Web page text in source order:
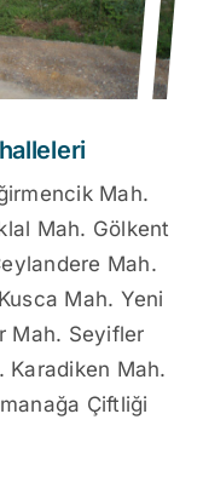
Mah.
Mah. Gölkent
Mah.
Mah. Yeni
Mah. Seyifler
Karadiken Mah.
Çiftliği